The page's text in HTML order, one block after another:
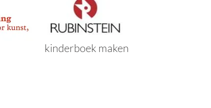
kinderboek maken